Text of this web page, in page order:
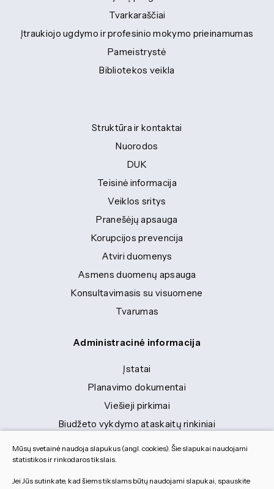
Tvarkaraščiai
Įtraukiojo ugdymo ir profesinio mokymo prieinamumas
Pameistrystė
Bibliotekos veikla
Struktūra ir kontaktai
Nuorodos
DUK
Teisinė informacija
Veiklos sritys
Pranešėjų apsauga
Korupcijos prevencija
Atviri duomenys
Asmens duomenų apsauga
Konsultavimasis su visuomene
Tvarumas
Administracinė informacija
Įstatai
Planavimo dokumentai
Viešieji pirkimai
Biudžeto vykdymo ataskaitų rinkiniai
Finansinių ataskaitų rinkiniai
Tranybiniai lengvieji automobiliai
Lėšos veiklai viešinti
Mūsų svetainė naudoja slapukus (angl. cookies). Šie slapukai naudojami
statistikos ir rinkodaros tikslais.
Jei Jūs sutinkate, kad šiems tikslams būtų naudojami slapukai, spauskite